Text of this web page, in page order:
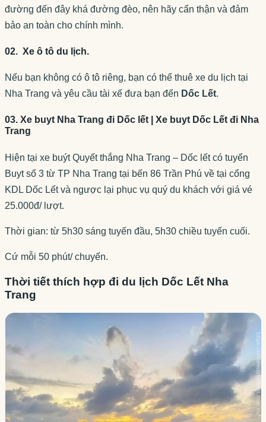
đường đến đây khá đường đèo, nên hãy cẩn thận và đảm
bảo an toàn cho chính mình.
02. Xe ô tô du lịch.
Nếu bạn không có ô tô riêng, bạn có thể thuê xe du lịch tại
Nha Trang và yêu cầu tài xế đưa bạn đến Dốc Lết.
03. Xe buyt Nha Trang đi Dốc lết | Xe buyt Dốc Lết đi Nha
Trang
Hiện tại xe buýt Quyết thắng Nha Trang – Dốc lết có tuyến
Buyt số 3 từ TP Nha Trang tại bến 86 Trần Phú về tại cổng
KDL Dốc Lết và ngược lại phục vụ quý du khách với giá vé
25.000đ/ lượt.
Thời gian: từ 5h30 sáng tuyến đầu, 5h30 chiều tuyến cuối.
Cứ mỗi 50 phút/ chuyến.
Thời tiết thích hợp đi du lịch Dốc Lết Nha
Trang